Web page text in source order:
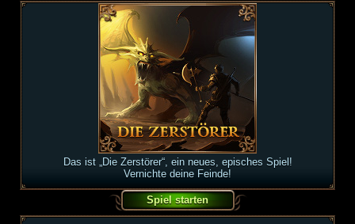
Das ist „Die Zerstörer“, ein neues, episches Spiel!
Vernichte deine Feinde!